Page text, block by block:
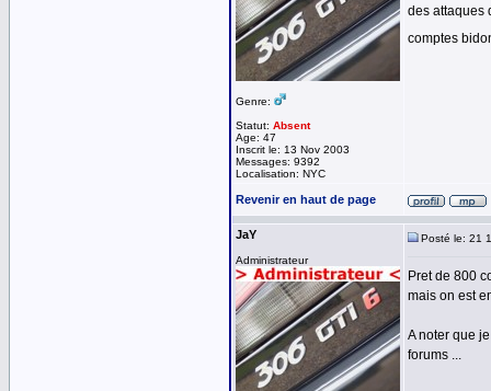
Genre:
Statut: Absent
Age: 47
Inscrit le: 13 Nov 2003
Messages: 9392
Localisation: NYC
des attaques
comptes
Revenir en haut de page
JaY
Administrateur
Posté le: 21
Pret de 800
mais on est
A noter que
forums ...